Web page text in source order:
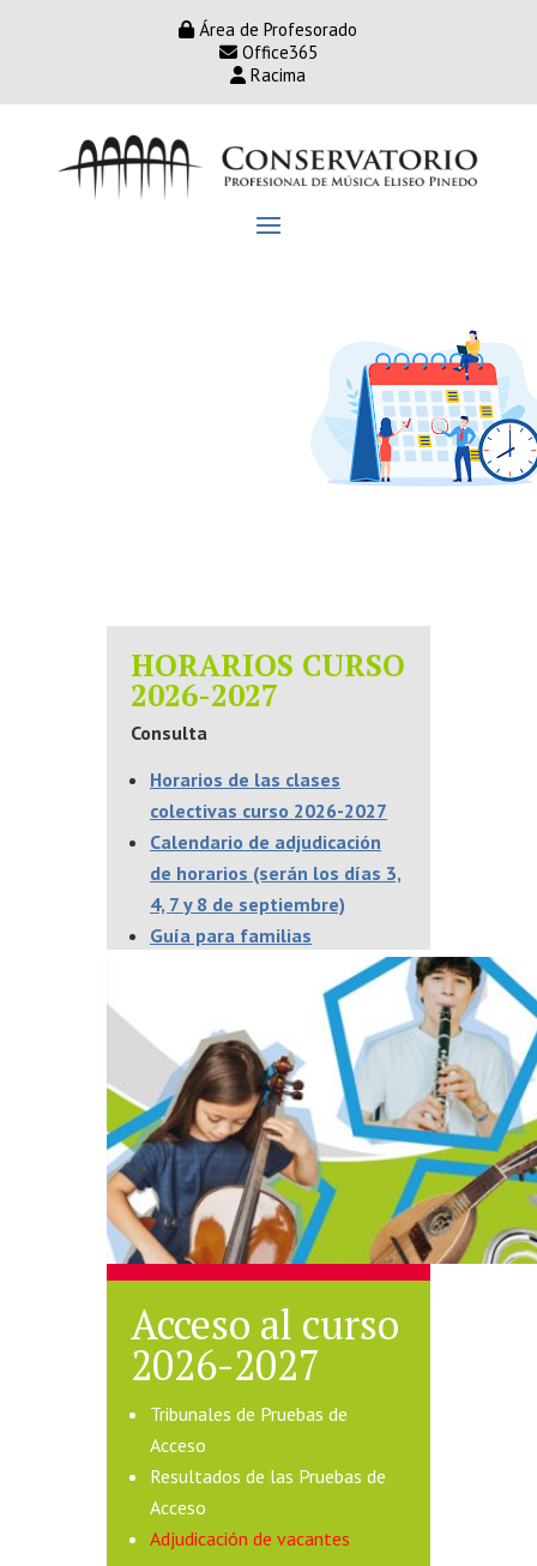
Área de Profesorado
Office365
Racima
HORARIOS CURSO
2026-2027
Consulta
Horarios de las clases
colectivas curso 2026-2027
Calendario de adjudicación
de horarios (serán los días 3,
4, 7 y 8 de septiembre)
Guía para familias
Acceso al curso
2026-2027
Tribunales de Pruebas de
Acceso
Resultados de las Pruebas de
Acceso
Adjudicación de vacantes